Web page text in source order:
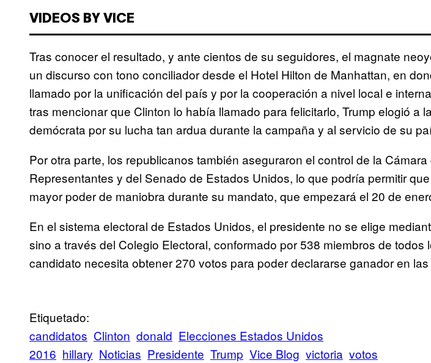
VIDEOS BY VICE
Tras conocer el resultado, y ante cientos de su seguidores, el magnate
un discurso con tono conciliador desde el Hotel Hilton de Manhattan, en
llamado por la unificación del país y por la cooperación a nivel local e
tras mencionar que Clinton lo había llamado para felicitarlo, Trump elogió a
demócrata por su lucha tan ardua durante la campaña y al servicio de su
Por otra parte, los republicanos también aseguraron el control de la Cámara
Representantes y del Senado de Estados Unidos, lo que podría permitir
mayor poder de maniobra durante su mandato, que empezará el 20 de
En el sistema electoral de Estados Unidos, el presidente no se elige
sino a través del Colegio Electoral, conformado por 538 miembros de todos
candidato necesita obtener 270 votos para poder declararse ganador en
Etiquetado:
candidatos Clinton donald Elecciones Estados Unidos
2016 hillary Noticias Presidente Trump Vice Blog victoria votos